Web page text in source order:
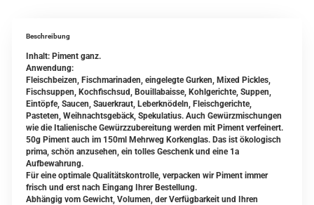
Beschreibung
Inhalt: Piment ganz.
Anwendung:
Fleischbeizen, Fischmarinaden, eingelegte Gurken, Mixed Pickles,
Fischsuppen, Kochfischsud, Bouillabaisse, Kohlgerichte, Suppen,
Eintöpfe, Saucen, Sauerkraut, Leberknödeln, Fleischgerichte,
Pasteten, Weihnachtsgebäck, Spekulatius. Auch Gewürzmischungen
wie die Italienische Gewürzzubereitung werden mit Piment verfeinert.
50g Piment auch im 150ml Mehrweg Korkenglas. Das ist ökologisch
prima, schön anzusehen, ein tolles Geschenk und eine 1a
Aufbewahrung.
Für eine optimale Qualitätskontrolle, verpacken wir Piment immer
frisch und erst nach Eingang Ihrer Bestellung.
Abhängig vom Gewicht, Volumen, der Verfügbarkeit und Ihren